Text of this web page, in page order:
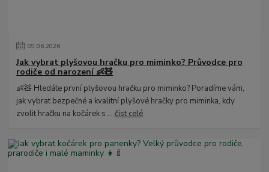
09.06.2026
Jak vybrat plyšovou hračku pro miminko? Průvodce pro
rodiče od narození 👶🧸
👶🧸 Hledáte první plyšovou hračku pro miminko? Poradíme vám,
jak vybrat bezpečné a kvalitní plyšové hračky pro miminka, kdy
zvolit hračku na kočárek s ...číst celé